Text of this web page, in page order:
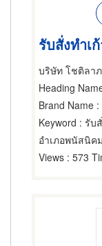
รับสั่งทำเ
บริษัท โชติลา
Heading
Brand Name
Keyword : รับ
อำเภอพนัสนิคม
Views : 573